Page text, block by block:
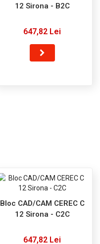
12 Sirona - B2C
647,82 Lei
Bloc CAD/CAM CEREC C
12 Sirona - C2C
647,82 Lei